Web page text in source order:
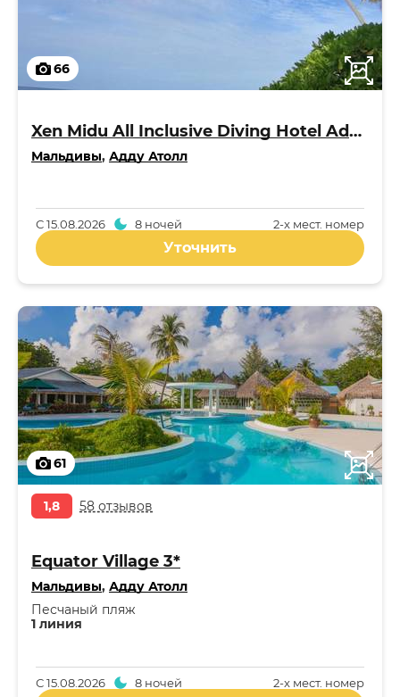
66
Xen Midu All Inclusive Diving Hotel Addu Maldives 3*
Мальдивы, Адду Атолл
2-x мест. номер
С15.08.2026 8 ночей
Уточнить
61
1,8 58 отзывов
Equator Village 3*
Мальдивы, Адду Атолл
1 линия
Песчаный пляж
2-x мест. номер
С15.08.2026 8 ночей